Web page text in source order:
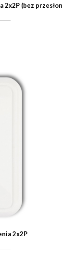
2x2P (bez przesłon
2x2P